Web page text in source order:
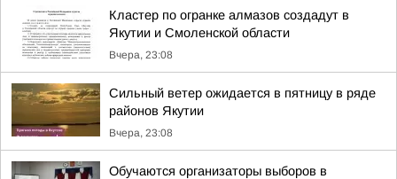
Кластер по огранке алмазов создадут в
Якутии и Смоленской области
Вчера, 23:08
Сильный ветер ожидается в пятницу в ряде
районов Якутии
Вчера, 23:08
Обучаются организаторы выборов в